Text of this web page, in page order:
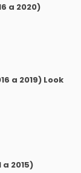
a 2020)
a 2019) Look
a 2015)